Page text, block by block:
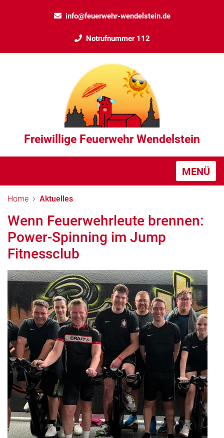
info@feuerwehr-wendelstein.de
Notrufnummer 112
Freiwillige Feuerwehr Wendelstein
MENÜ
Home Aktuelles
Wenn Feuerwehrleute brennen:
Power-Spinning im Jump
Fitnessclub